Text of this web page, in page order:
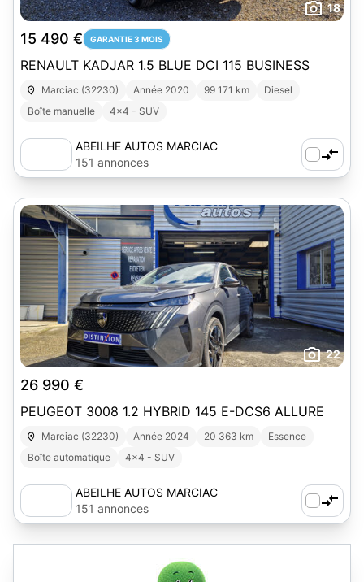
18
15 490 € GARANTIE 3 MOIS
RENAULT KADJAR 1.5 BLUE DCI 115 BUSINESS
Marciac (32230) Année 2020 99 171 km
Diesel
Boîte manuelle
4x4 - SUV
ABEILHE AUTOS MARCIAC
151 annonces
22
26 990 €
PEUGEOT 3008 1.2 HYBRID 145 E-DCS6 ALLURE
Marciac (32230) Année 2024 20 363 km
Essence
Boîte automatique
4x4 - SUV
ABEILHE AUTOS MARCIAC
151 annonces